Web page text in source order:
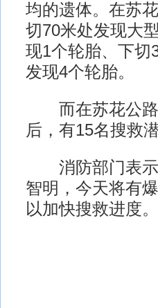
均的遗体。在苏
切70米处发现大
现1个轮胎、下切
发现4个轮胎。
而在苏花公路
后，有15名搜救
消防部门表示
智明，今天将有
以加快搜救进度